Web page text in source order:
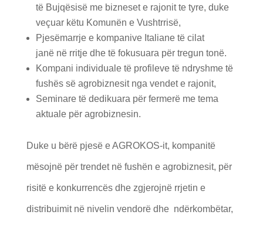
të Bujqësisë me bizneset e rajonit te tyre, duke
veçuar këtu Komunën e Vushtrrisë,
Pjesëmarrje e kompanive Italiane të cilat
janë në rritje dhe të fokusuara për tregun tonë.
Kompani individuale të profileve të ndryshme të
fushës së agrobiznesit nga vendet e rajonit,
Seminare të dedikuara për fermerë me tema
aktuale për agrobiznesin.
Duke u bërë pjesë e AGROKOS-it, kompanitë
mësojnë për trendet në fushën e agrobiznesit, për
risitë e konkurrencës dhe zgjerojnë rrjetin e
distribuimit në nivelin vendorë dhe ndërkombëtar,